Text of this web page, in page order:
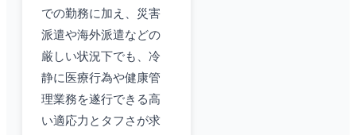
での勤務に加え、災害
派遣や海外派遣などの
厳しい状況下でも、冷
静に医療行為や健康管
理業務を遂行できる高
い適応力とタフさが求